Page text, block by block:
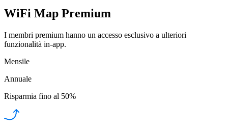
WiFi Map Premium
I membri premium hanno un accesso esclusivo a ulteriori
funzionalità in-app.
Mensile
Annuale
Risparmia fino al 50%